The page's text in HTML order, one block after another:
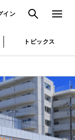
イン 検索 メニュ
トピックス